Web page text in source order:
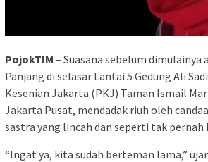
PojokTIM – Suasana sebelum dimulainya
Panjang di selasar Lantai 5 Gedung Ali
Kesenian Jakarta (PKJ) Taman Ismail
Jakarta Pusat, mendadak riuh oleh
sastra yang lincah dan seperti tak pernah
“Ingat ya, kita sudah berteman lama,”